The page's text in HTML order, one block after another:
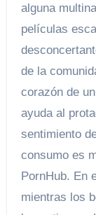
alguna
películas
de la
corazón de
ayuda al
sentimiento
consumo es
PornHub. En
mientras los